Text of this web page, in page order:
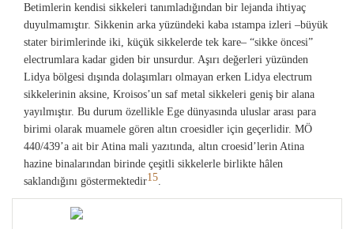
Betimlerin kendisi sikkeleri tanımladığından bir lejanda ihtiyaç
duyulmamıştır. Sikkenin arka yüzündeki kaba ıstampa izleri –büyük
stater birimlerinde iki, küçük sikkelerde tek kare– “sikke öncesi”
electrumlara kadar giden bir unsurdur. Aşırı değerleri yüzünden
Lidya bölgesi dışında dolaşımları olmayan erken Lidya electrum
sikkelerinin aksine, Kroisos’un saf metal sikkeleri geniş bir alana
yayılmıştır. Bu durum özellikle Ege dünyasında uluslar arası para
birimi olarak muamele gören altın croesidler için geçerlidir. MÖ
440/439’a ait bir Atina mali yazıtında, altın croesid’lerin Atina
hazine binalarından birinde çeşitli sikkelerle birlikte hâlen
saklandığını göstermektedir15.